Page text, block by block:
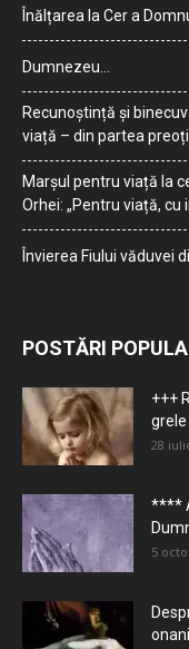
Înălțarea la Cer a
Dumnezeu…
Recunoștință și
viață – din partea
Marșul pentru viață la
Orhei: „Pentru viață, cu
Învierea Fiului văduvei
POSTĂRI
+++
grele
28
****
5